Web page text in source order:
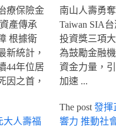
療保險金
產傳承
根據衛
新統計，
44年位居
因之首，
大人壽福
南山人壽勇
Taiwan SIA
投資獎三項
為鼓勵金融
資金力量，
加速 ...
The post 發揮
響力 推動社